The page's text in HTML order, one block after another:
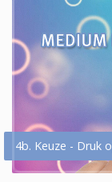
4b. Keuze - Druk